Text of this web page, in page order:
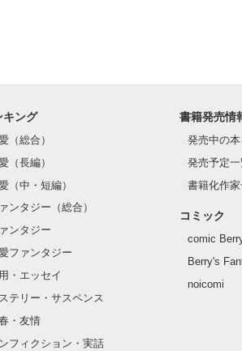
ックスも大事
キング
（総合）
（長編）
（中・短編）
ンタジー（総合）
ンタジー
ファンタジー
・エッセイ
テリー・サスペンス
・友情
フィクション・実話
書籍発売情
発売中の
発売予定一
書籍化作家
コミック
comic
Berry's
noicomi